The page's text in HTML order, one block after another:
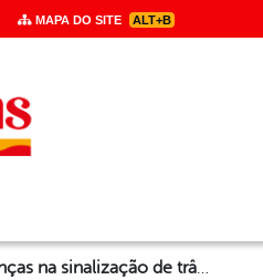
MAPA DO SITE ALT+B
AMSTT realiza mudanças na sinalização de trânsito em trecho da Rua Dr. José Mariano